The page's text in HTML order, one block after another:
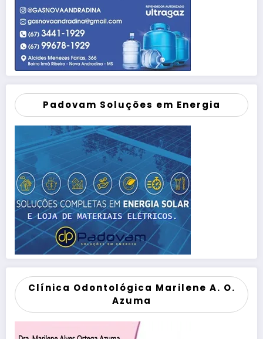
Padovam Soluções em Energia
Clínica Odontológica Marilene A. O.
Azuma